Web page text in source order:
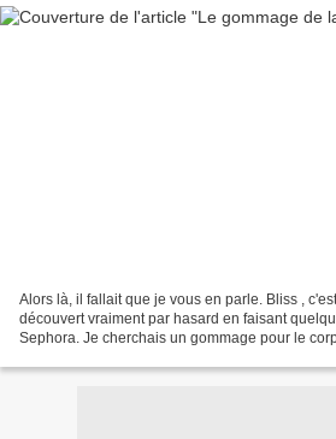
Alors là, il fallait que je vous en parle. Bliss ,
découvert vraiment par hasard en faisant
Sephora. Je cherchais un gommage pour le